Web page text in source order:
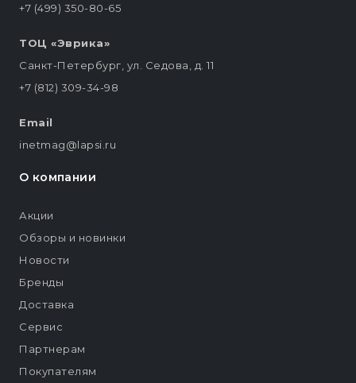
+7 (499) 350-80-65
ТОЦ «Эврика»
Санкт-Петербург, ул. Седова, д. 11
+7 (812) 309-34-98
Email
inetmag@lapsi.ru
О компании
Акции
Обзоры и новинки
Новости
Бренды
Доставка
Сервис
Партнерам
Покупателям